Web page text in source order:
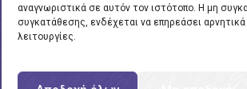
αναγνωριστικά σε αυτόν τον ιστότοπο. Η μη
συγκατάθεσης, ενδέχεται να επηρεάσει
λειτουργίες.